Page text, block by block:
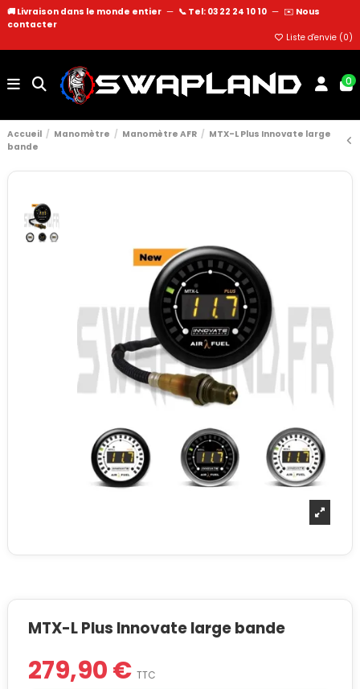
🚚 Livraison dans le monde entier — 📞 Tel: 03 22 24 10 10 — ✉️ Nous
contacter
Liste d'envie (0)
0
Accueil Manomètre Manomètre AFR
MTX-L Plus Innovate large
bande
MTX-L Plus Innovate large bande
279,90 € TTC